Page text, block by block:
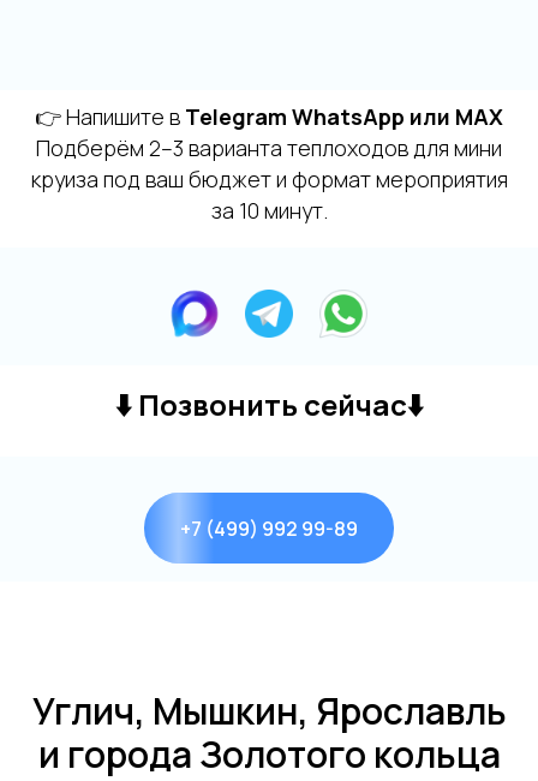
👉 Напишите в Telegram WhatsApp или MAX
Подберём 2–3 варианта теплоходов для мини
круиза под ваш бюджет и формат мероприятия
за 10 минут.
⬇️ Позвонить сейчас⬇️
+7 (499) 992 99-89
Углич, Мышкин, Ярославль
и города Золотого кольца
Остались вопросы?
персональных данных на условиях
и подтверждаю, что
ознакомлен(а) сПолитикой обработки
Отправить